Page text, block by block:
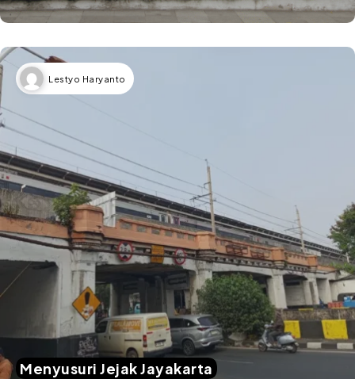
Lestyo Haryanto
Menyusuri Jejak Jayakarta